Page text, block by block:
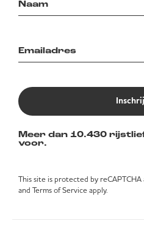
Meer dan 10.430
voor.
This site is protected by
and Terms of Service apply.